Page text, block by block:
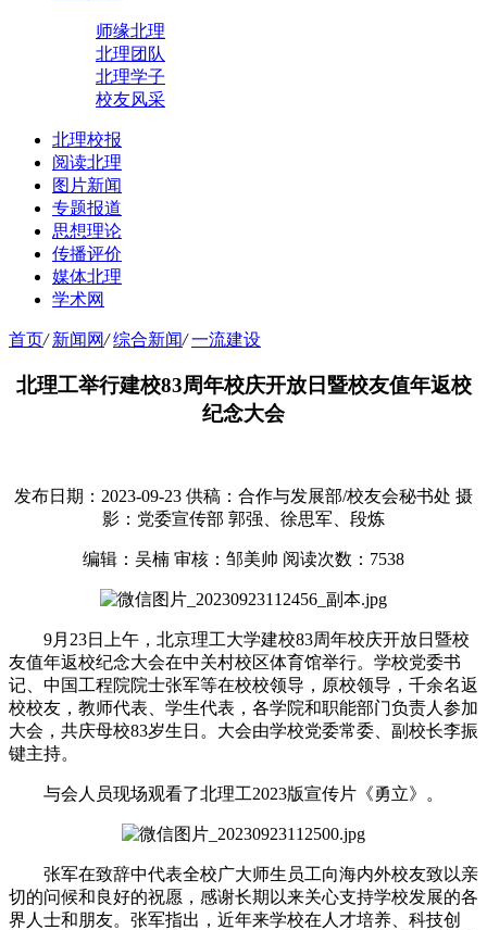
师缘北理
北理团队
北理学子
校友风采
北理校报
阅读北理
图片新闻
专题报道
思想理论
传播评价
媒体北理
学术网
首页/ 新闻网/ 综合新闻/ 一流建设
北理工举行建校83周年校庆开放日暨校友值年返校
纪念大会
发布日期：2023-09-23 供稿：合作与发展部/校友会秘书处 摄
影：党委宣传部 郭强、徐思军、段炼
编辑：吴楠 审核：邹美帅 阅读次数： 7538
9月23日上午，北京理工大学建校83周年校庆开放日暨校
友值年返校纪念大会在中关村校区体育馆举行。学校党委书
记、中国工程院院士张军等在校校领导，原校领导，千余名返
校校友，教师代表、学生代表，各学院和职能部门负责人参加
大会，共庆母校83岁生日。大会由学校党委常委、副校长李振
键主持。
与会人员现场观看了北理工2023版宣传片《勇立》。
张军在致辞中代表全校广大师生员工向海内外校友致以亲
切的问候和良好的祝愿，感谢长期以来关心支持学校发展的各
界人士和朋友。张军指出，近年来学校在人才培养、科技创